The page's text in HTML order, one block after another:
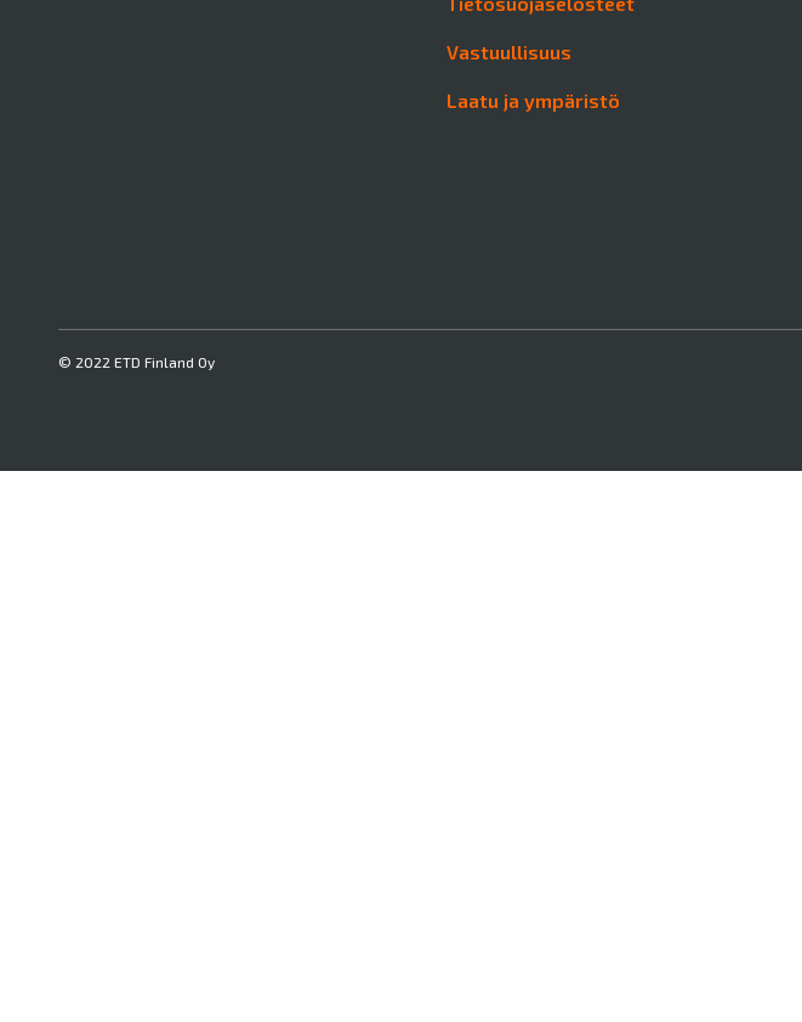
Vastuullisuus
Laatu ja ympäristö
© 2022 ETD Finland Oy